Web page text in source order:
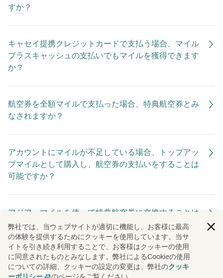
すか？
キャセイ提携クレジットカードで支払う場合、マイル
プラスキャッシュの支払いでもマイルを獲得できます
か？
航空券を全額マイルで支払った場合、特典航空券とみ
なされますか？
アカウントにマイルが不足している場合、トップアッ
プマイルとして購入し、航空券の支払いをすることは
可能ですか？
アジア・マイルを使って特典航空券に交換することは
できますか？
アジア・マイルを使って旅行オプションに交換するこ
とは今でも可能ですか？
弊社では、当ウェブサイトが適切に機能し、お客様に最高
の体験を提供するためにクッキーを使用しています。当サ
イトを引き続き利用することで、お客様はクッキーの使用
に同意されたものとみなします。弊社によるCookieの使用
についての詳細、クッキーの設定の変更は、弊社のクッキ
のページをご覧ください。